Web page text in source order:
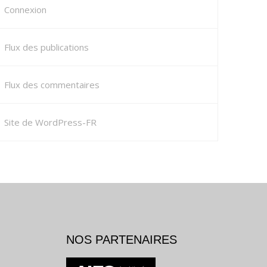
Connexion
Flux des publications
Flux des commentaires
Site de WordPress-FR
NOS PARTENAIRES